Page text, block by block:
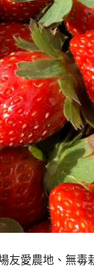
友愛農地、無